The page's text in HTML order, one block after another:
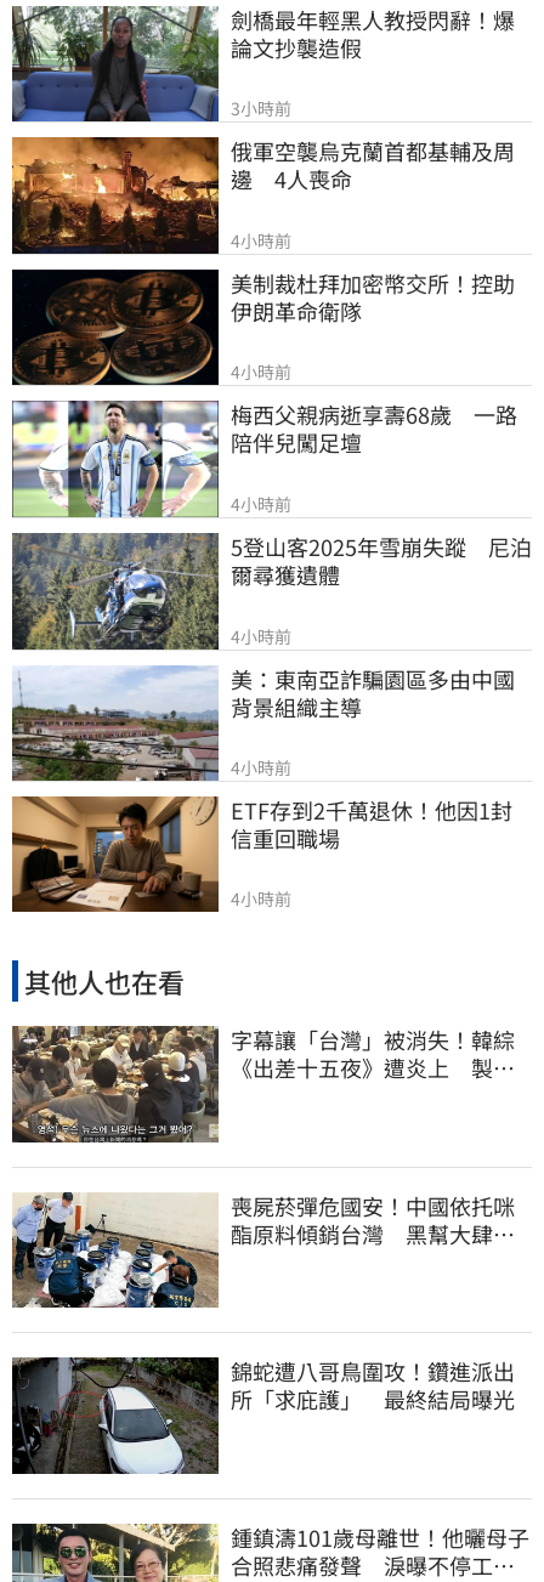
劍橋最年輕黑人教授閃辭！爆
論文抄襲造假
3小時前
俄軍空襲烏克蘭首都基輔及周
邊　4人喪命
4小時前
美制裁杜拜加密幣交所！控助
伊朗革命衛隊
4小時前
梅西父親病逝享壽68歲　一路
陪伴兒闖足壇
4小時前
5登山客2025年雪崩失蹤　尼泊
爾尋獲遺體
4小時前
美：東南亞詐騙園區多由中國
背景組織主導
4小時前
ETF存到2千萬退休！他因1封
信重回職場
4小時前
其他人也在看
字幕讓「台灣」被消失！韓綜
《出差十五夜》遭炎上 製作
喪屍菸彈危國安！中國依托咪
酯原料傾銷台灣 黑幫大肆走
錦蛇遭八哥鳥圍攻！鑽進派出
所「求庇護」 最終結局曝光
鍾鎮濤101歲母離世！他曬母子
合照悲痛發聲 淚曝不停工原